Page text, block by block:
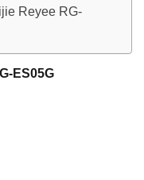
Reyee RG-
ES05G